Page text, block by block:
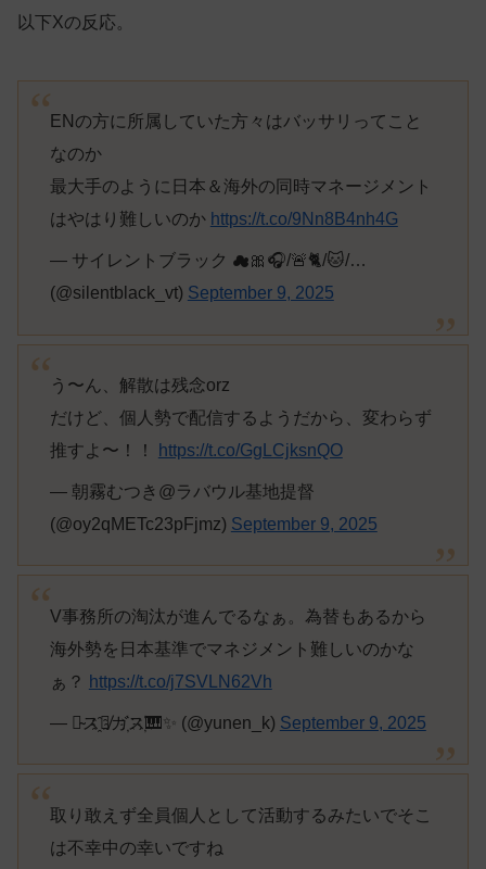
以下Xの反応。
ENの方に所属していた方々はバッサリってこと
なのか
最大手のように日本＆海外の同時マネージメント
はやはり難しいのか https://t.co/9Nn8B4nh4G
— サイレントブラック ☁🎀🎧/🚨🐈/🐱/…
(@silentblack_vt) September 9, 2025
う〜ん、解散は残念orz
だけど、個人勢で配信するようだから、変わらず
推すよ〜！！
https://t.co/GgLCjksnQO
— 朝霧むつき@ラバウル基地提督
(@oy2qMETc23pFjmz) September 9, 2025
V事務所の淘汰が進んでるなぁ。為替もあるから
海外勢を日本基準でマネジメント難しいのかな
ぁ？
https://t.co/j7SVLN62Vh
— ラ̴ス҈ベ̸ガ҉ス҉🎹✨️ (@yunen_k) September 9, 2025
取り敢えず全員個人として活動するみたいでそこ
は不幸中の幸いですね